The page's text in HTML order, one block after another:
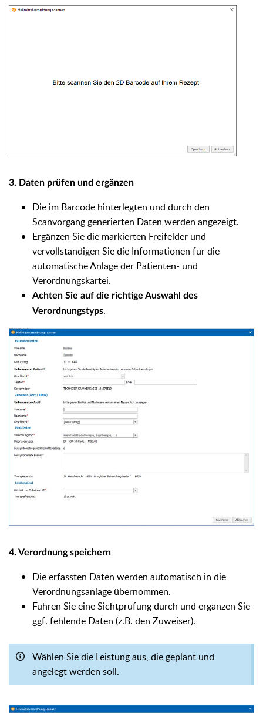
3. Daten prüfen und ergänzen
Die im Barcode hinterlegten und durch den
Scanvorgang generierten Daten werden angezeigt.
Ergänzen Sie die markierten Freifelder und
vervollständigen Sie die Informationen für die
automatische Anlage der Patienten- und
Verordnungskartei.
Achten Sie auf die richtige Auswahl des
Verordnungstyps.
4. Verordnung speichern
Die erfassten Daten werden automatisch in die
Verordnungsanlage übernommen.
Führen Sie eine Sichtprüfung durch und ergänzen Sie
ggf. fehlende Daten (z.B. den Zuweiser).
Wählen Sie die Leistung aus, die geplant und
angelegt werden soll.